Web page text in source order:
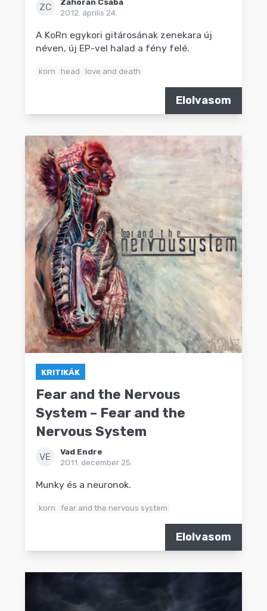
ZC
2012. április 24.
A KoRn egykori gitárosának zenekara új
néven, új EP-vel halad a fény felé.
korn head love and death
Elolvasom
KRITIKÁK
Fear and the Nervous
System – Fear and the
Nervous System
VE
Vad Endre
2011. december 25.
Munky és a neuronok.
korn fear and the nervous system
Elolvasom